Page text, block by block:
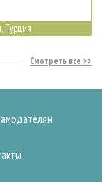
Турция
Смотреть все